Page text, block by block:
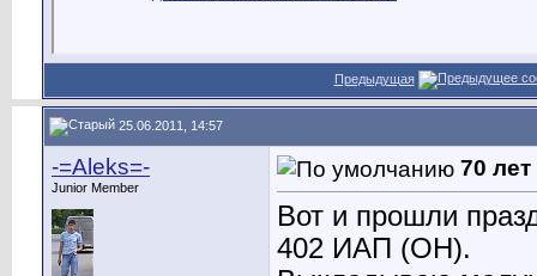
Предыдущая
25.06.2011, 14:57
-=Aleks=-
Junior Member
70
Вот и прошли
402 ИАП (ОН).